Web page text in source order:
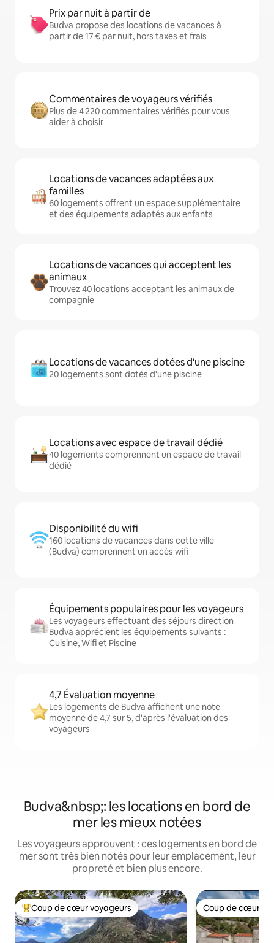
Prix par nuit à partir de
Budva propose des locations de vacances à
partir de 17 € par nuit, hors taxes et frais
Commentaires de voyageurs vérifiés
Plus de 4 220 commentaires vérifiés pour vous
aider à choisir
Locations de vacances adaptées aux
familles
60 logements offrent un espace supplémentaire
et des équipements adaptés aux enfants
Locations de vacances qui acceptent les
animaux
Trouvez 40 locations acceptant les animaux de
compagnie
Locations de vacances dotées d'une piscine
20 logements sont dotés d'une piscine
Locations avec espace de travail dédié
40 logements comprennent un espace de travail
dédié
Disponibilité du wifi
160 locations de vacances dans cette ville
(Budva) comprennent un accès wifi
Équipements populaires pour les voyageurs
Les voyageurs effectuant des séjours direction
Budva apprécient les équipements suivants :
Cuisine, Wifi et Piscine
4,7 Évaluation moyenne
Les logements de Budva affichent une note
moyenne de 4,7 sur 5, d'après l'évaluation des
voyageurs
Budva&nbsp;: les locations en bord de
mer les mieux notées
Les voyageurs approuvent : ces logements en bord de
mer sont très bien notés pour leur emplacement, leur
propreté et bien plus encore.
Coups de cœur voyageurs les plus appréciés
Coup de cœur voyageurs Coup de cœur
Coup de cœur